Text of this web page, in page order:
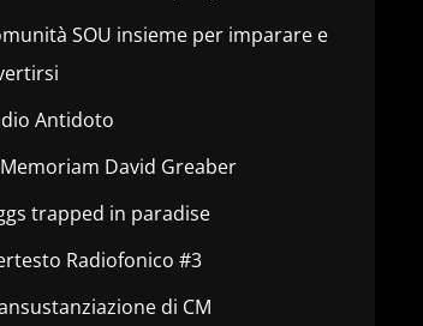
SOU insieme per imparare e
Antidoto
David Greaber
trapped in paradise
Radiofonico #3
di CM